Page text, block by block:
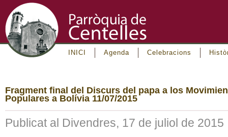
INICI Agenda Celebracions
Fragment final del Discurs del papa a los
Populares a Bolívia 11/07/2015
Publicat al Divendres, 17 de juliol de 2015